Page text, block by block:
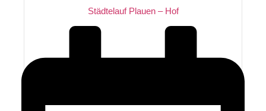
Städtelauf Plauen – Hof